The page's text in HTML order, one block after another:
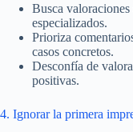
Busca
especializados.
Prioriza
casos concretos.
Desconfía de
positivas.
4. Ignorar la primera